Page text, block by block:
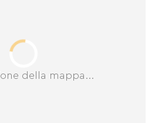
della mappa...